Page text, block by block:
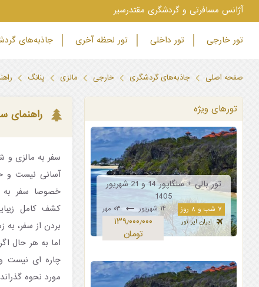
‫آژانس مسافرتی و گردشگری مقتدرسیر
تور خارجی تور داخلی تور لحظه آخری جاذبه‌های
صفحه اصلی جاذبه‌های گردشگری خارجی مالزی پنانگ راهنمای
راهنمای سفر ۴۸ ساعته
آسانی نیست و
خصوصا سفر به
کشف کامل
بردن از سفر، به
اما به هر حال
چاره ای نیست و
تورهای ویژه
تور بالی + سنگاپور 14 و 21 شهریور
1405
۷ شب و ۸ روز ۱۴ شهریور
ایران ایر تور
۱۳۹٫۰۰۰٫۰۰۰
تومان